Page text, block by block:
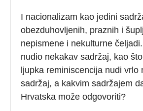
I nacionalizam kao jedini
obezduhovljenih, praznih i
nepismene i nekulturne
nudio nekakav sadržaj, kao
ljupka reminiscencija nudi vrlo
sadržaj, a kakvim sadržajem
Hrvatska može odgovoriti?